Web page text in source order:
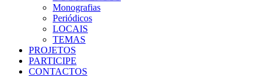
Monografias
Periódicos
LOCAIS
TEMAS
PROJETOS
PARTICIPE
CONTACTOS